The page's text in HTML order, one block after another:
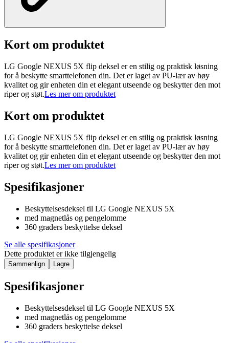
Kort om produktet
LG Google NEXUS 5X flip deksel er en stilig og praktisk løsning
for å beskytte smarttelefonen din. Det er laget av PU-lær av høy
kvalitet og gir enheten din et elegant utseende og beskytter den mot
riper og støt.Les mer om produktet
Kort om produktet
LG Google NEXUS 5X flip deksel er en stilig og praktisk løsning
for å beskytte smarttelefonen din. Det er laget av PU-lær av høy
kvalitet og gir enheten din et elegant utseende og beskytter den mot
riper og støt.Les mer om produktet
Spesifikasjoner
Beskyttelsesdeksel til LG Google NEXUS 5X
med magnetlås og pengelomme
360 graders beskyttelse deksel
Se alle spesifikasjoner
Dette produktet er ikke tilgjengelig
Sammenlign Lagre
Spesifikasjoner
Beskyttelsesdeksel til LG Google NEXUS 5X
med magnetlås og pengelomme
360 graders beskyttelse deksel